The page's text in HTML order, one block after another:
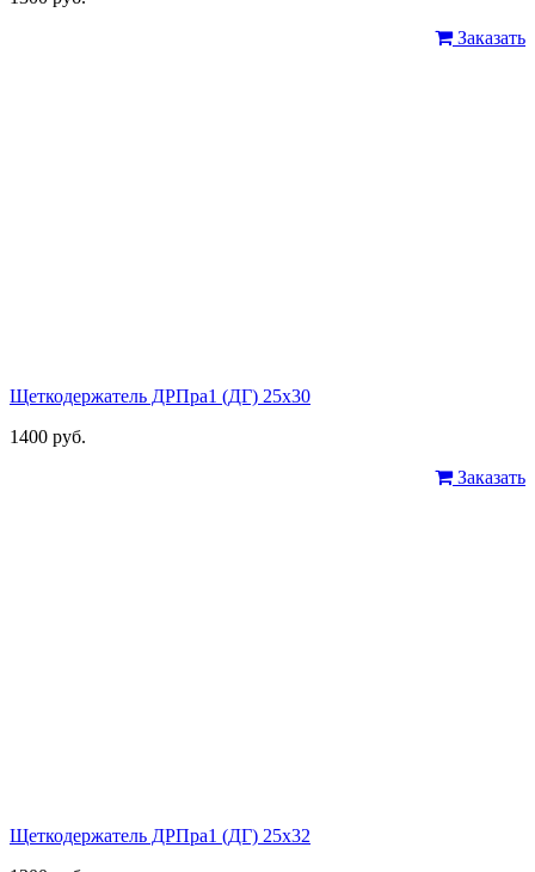
Заказать
Щеткодержатель ДРПра1 (ДГ) 25х30
1400 руб.
Заказать
Щеткодержатель ДРПра1 (ДГ) 25х32